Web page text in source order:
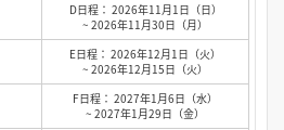
D日程： 2026年11月1日（日）
~ 2026年11月30日（月）
E日程： 2026年12月1日（火）
~ 2026年12月15日（火）
F日程： 2027年1月6日（水）
~ 2027年1月29日（金）